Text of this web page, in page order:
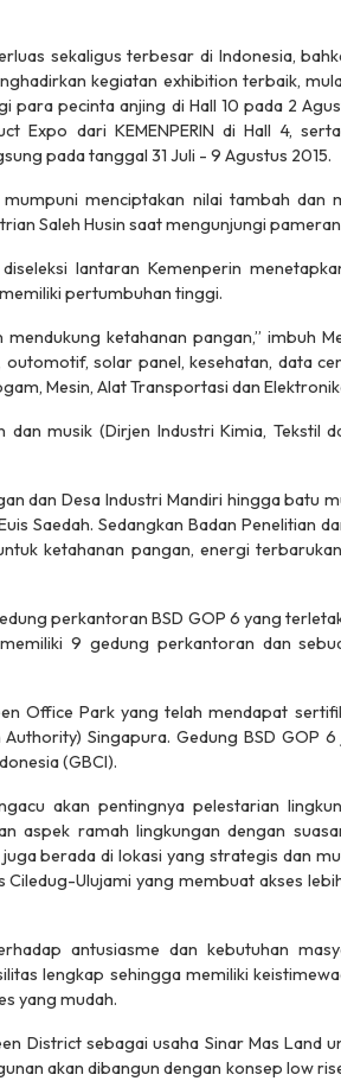
sekaligus terbesar di Indonesia,
kegiatan exhibition terbaik,
para pecinta anjing di Hall 10 pada 2
Expo dari KEMENPERIN di Hall 4,
pada tanggal 31 Juli - 9 Agustus 2015.
menciptakan nilai tambah dan
Saleh Husin saat mengunjungi
lantaran Kemenperin
pertumbuhan tinggi.
ketahanan pangan,” imbuh
solar panel, kesehatan, data
Mesin, Alat Transportasi dan
musik (Dirjen Industri Kimia, Tekstil
dan Desa Industri Mandiri hingga batu
Saedah. Sedangkan Badan Penelitian
ketahanan pangan, energi
perkantoran BSD GOP 6 yang
9 gedung perkantoran dan
Office Park yang telah mendapat
Singapura. Gedung BSD GOP
(GBCI).
akan pentingnya pelestarian
aspek ramah lingkungan dengan
berada di lokasi yang strategis dan
Ulujami yang membuat akses
antusiasme dan kebutuhan
lengkap sehingga memiliki
yang mudah.
District sebagai usaha Sinar Mas Land
akan dibangun dengan konsep low